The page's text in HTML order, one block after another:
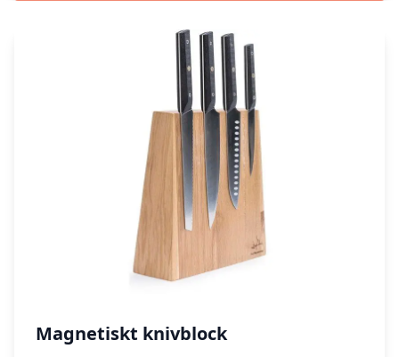
Magnetiskt knivblock